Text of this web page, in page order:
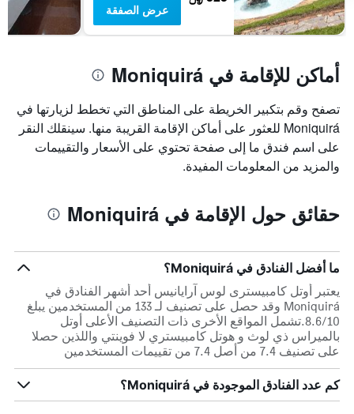
عرض الصفقة
أماكن للإقامة في Moniquirá
تصفح وقم بتكبير الخريطة على المناطق التي تخطط لزيارتها في
Moniquirá للعثور على أماكن الإقامة القريبة منها. سينقلك النقر
على اسم فندق ما إلى صفحة تحتوي على الأسعار والتقييمات
والمزيد من المعلومات المفيدة.
حقائق حول الإقامة في Moniquirá
ما أفضل الفنادق في Moniquirá؟
يعتبر أوتل كامبيسترى لوس آرايانيس أحد أشهر الفنادق في
Moniquirá وقد حصل على تصنيف لـ 133 من المستخدمين يبلغ
8.6/10.تشمل المواقع الأخرى ذات التصنيف الأعلى أوتل
بالميراس ذي لوث و هوتل كامبيستري لا فوينتي واللذين حصلا
على تصنيف 7.4 من أصل 7.4 من تقييمات المستخدمين
كم عدد الفنادق الموجودة في Moniquirá؟